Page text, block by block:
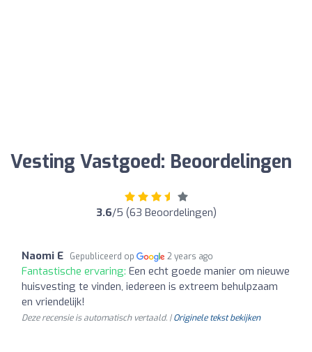
Vesting Vastgoed: Beoordelingen
3.6/5 (63 Beoordelingen)
Naomi E Gepubliceerd op 2 years ago
Fantastische ervaring: Een echt goede manier om nieuwe
huisvesting te vinden, iedereen is extreem behulpzaam
en vriendelijk!
Deze recensie is automatisch vertaald. |Originele tekst bekijken